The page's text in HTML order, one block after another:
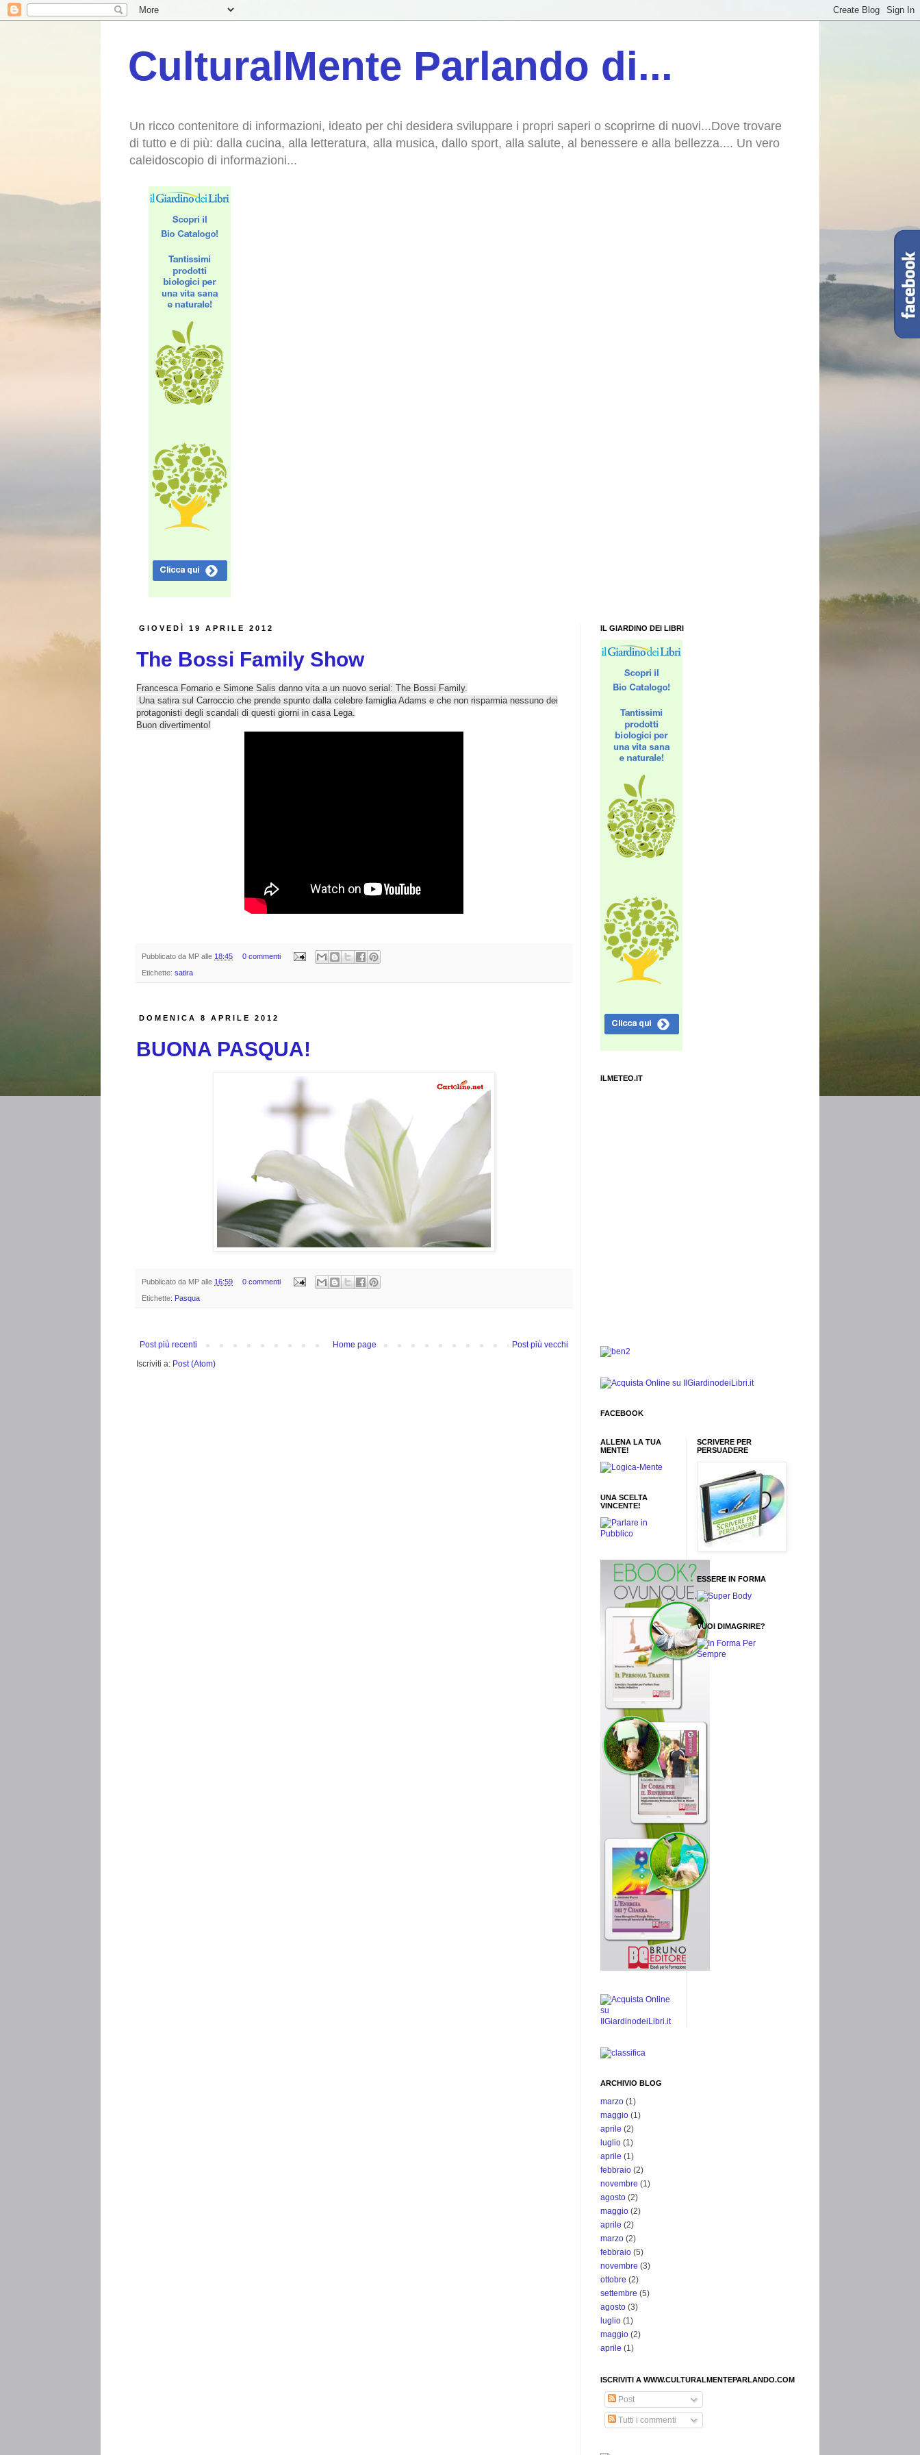
CulturalMente Parlando di...
Un ricco contenitore di informazioni, ideato per chi desidera sviluppare i propri saperi o scoprirne di nuovi...Dove trovare
di tutto e di più: dalla cucina, alla letteratura, alla musica, dallo sport, alla salute, al benessere e alla bellezza.... Un vero
caleidoscopio di informazioni...
GIOVEDÌ 19 APRILE 2012
The Bossi Family Show
Francesca Fornario e Simone Salis danno vita a un nuovo serial: The Bossi Family.
Una satira sul Carroccio che prende spunto dalla celebre famiglia Adams e che non risparmia nessuno dei
protagonisti degli scandali di questi giorni in casa Lega.
Buon divertimento!
Pubblicato da MP alle 18:45 0 commenti
Etichette: satira
DOMENICA 8 APRILE 2012
BUONA PASQUA!
Pubblicato da MP alle 16:59 0 commenti
Etichette: Pasqua
Post più recenti Post più vecchi
Home page
Iscriviti a: Post (Atom)
IL GIARDINO DEI LIBRI
ILMETEO.IT
FACEBOOK
ALLENA LA TUA
MENTE!
UNA SCELTA
VINCENTE!
SCRIVERE PER
PERSUADERE
ESSERE IN FORMA
VUOI DIMAGRIRE?
ARCHIVIO BLOG
marzo (1)
maggio (1)
aprile (2)
luglio (1)
aprile (1)
febbraio (2)
novembre (1)
agosto (2)
maggio (2)
aprile (2)
marzo (2)
febbraio (5)
novembre (3)
ottobre (2)
settembre (5)
agosto (3)
luglio (1)
maggio (2)
aprile (1)
ISCRIVITI A WWW.CULTURALMENTEPARLANDO.COM
Post
Tutti i commenti